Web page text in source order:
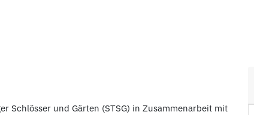
Schlösser und Gärten (STSG) in Zusammenarbeit mit